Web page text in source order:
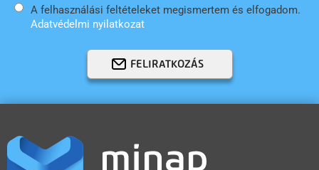
A felhasználási feltételeket megismertem és elfogadom.
Adatvédelmi nyilatkozat
FELIRATKOZÁS